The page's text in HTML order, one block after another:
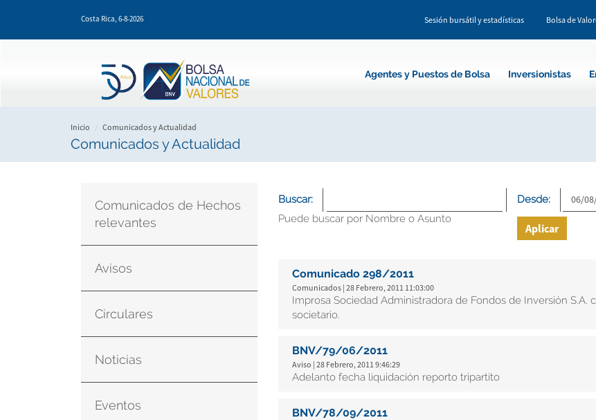
Costa Rica, 6-8-2026 Sesión bursátil y estadísticas Bolsa de
Agentes y Puestos de Bolsa Inversionistas
Inicio Comunicados y Actualidad
Comunicados y Actualidad
Comunicados de Hechos
relevantes
Avisos
Circulares
Noticias
Eventos
Buscar:
Puede buscar por Nombre o Asunto
Desde:
Aplicar
Comunicado 298/2011
Comunicados | 28 Febrero, 2011 11:03:00
Improsa Sociedad Administradora de Fondos de Inversión
societario.
BNV/79/06/2011
Aviso | 28 Febrero, 2011 9:46:29
Adelanto fecha liquidación reporto tripartito
BNV/78/09/2011